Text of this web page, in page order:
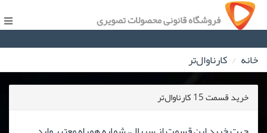
فروشگاه قانونی محصولات تصویری
خانه کارناوال‌تر
خرید قسمت 15 کارناوال‌تر